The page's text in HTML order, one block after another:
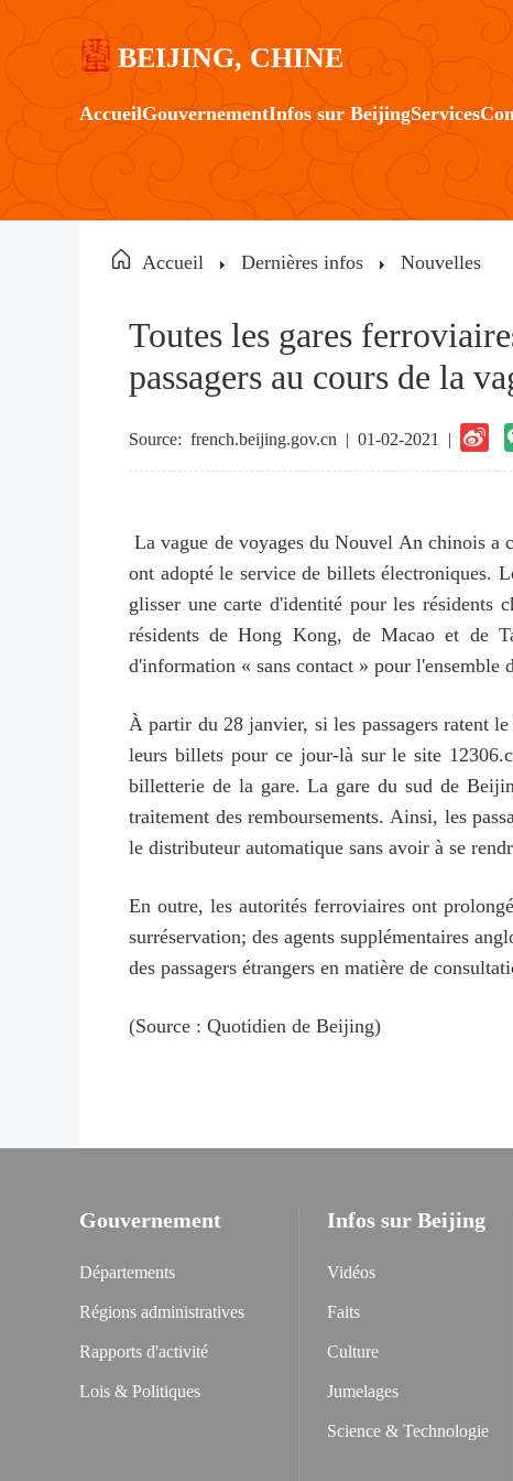
BEIJING, CHINE
AccueilGouvernementInfos sur BeijingServices
Accueil Dernières infos Nouvelles
Toutes les gares
passagers au cours de la
Source: french.beijing.gov.cn | 01-02-2021 |
La vague de voyages du Nouvel An chinois a
ont adopté le service de billets électroniques.
glisser une carte d'identité pour les résidents
résidents de Hong Kong, de Macao et de
d'information « sans contact » pour l'ensemble
À partir du 28 janvier, si les passagers ratent
leurs billets pour ce jour-là sur le site
billetterie de la gare. La gare du sud de
traitement des remboursements. Ainsi, les
le distributeur automatique sans avoir à se
En outre, les autorités ferroviaires ont
surréservation; des agents supplémentaires
des passagers étrangers en matière de
(Source : Quotidien de Beijing)
Gouvernement
Départements
Régions administratives
Rapports d'activité
Lois & Politiques
Infos sur Beijing
Vidéos
Faits
Culture
Jumelages
Science & Technologie